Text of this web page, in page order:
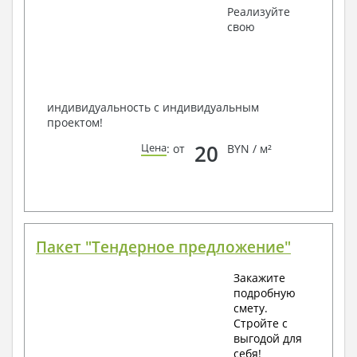
Получить профессиональную консультацию у
наших специалистов, Вы можете любым
Реализуйте
свою
индивидуальность с индивидуальным
проектом!
Цена: от 20 BYN / м²
Пакет "Тендерное предложение"
Закажите
подробную
смету.
Стройте с
выгодой для
себя!